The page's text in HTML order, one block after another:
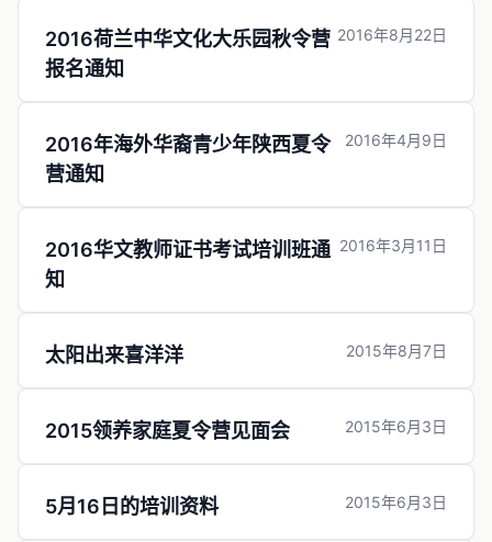
2016荷兰中华文化大乐园秋令营
报名通知
2016年8月22日
2016年海外华裔青少年陕西夏令
营通知
2016年4月9日
2016华文教师证书考试培训班通
知
2016年3月11日
太阳出来喜洋洋 2015年8月7日
2015领养家庭夏令营见面会 2015年6月3日
5月16日的培训资料 2015年6月3日